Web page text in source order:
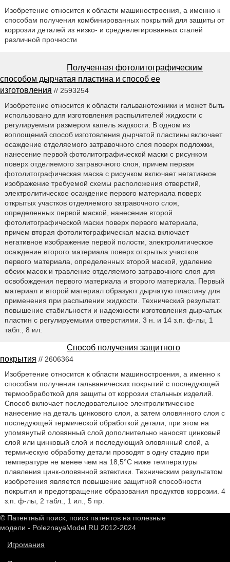
Изобретение относится к области машиностроения, а именно к
способам получения комбинированных покрытий для защиты от
коррозии деталей из низко- и среднелегированных сталей
различной прочности
Полученная фотолитографическим
способом дырчатая пластина и способ ее
изготовления // 2593254
Изобретение относится к области гальванотехники и может быть
использовано для изготовления распылителей жидкости с
регулируемым размером капель жидкости. В одном из
воплощений способ изготовления дырчатой пластины включает
осаждение отделяемого затравочного слоя поверх подложки,
нанесение первой фотолитографической маски с рисунком
поверх отделяемого затравочного слоя, причем первая
фотолитографическая маска с рисунком включает негативное
изображение требуемой схемы расположения отверстий,
электролитическое осаждение первого материала поверх
открытых участков отделяемого затравочного слоя,
определенных первой маской, нанесение второй
фотолитографической маски поверх первого материала,
причем вторая фотолитографическая маска включает
негативное изображение первой полости, электролитическое
осаждение второго материала поверх открытых участков
первого материала, определенных второй маской, удаление
обеих масок и травление отделяемого затравочного слоя для
освобождения первого материала и второго материала. Первый
материал и второй материал образуют дырчатую пластину для
применения при распылении жидкости. Технический результат:
повышение стабильности и надежности изготовления дырчатых
пластин с регулируемыми отверстиями. 3 н. и 14 з.п. ф-лы, 1
табл., 8 ил.
Способ получения защитного
покрытия // 2606364
Изобретение относится к области машиностроения, а именно к
способам получения гальванических покрытий с последующей
термообработкой для защиты от коррозии стальных изделий.
Способ включает последовательное электролитическое
нанесение на деталь цинкового слоя, а затем оловянного слоя с
последующей термической обработкой детали, при этом на
упомянутый оловянный слой дополнительно наносят цинковый
слой или цинковый слой и последующий оловянный слой, а
термическую обработку детали проводят в одну стадию при
температуре не менее чем на 18,5°С ниже температуры
плавления цинк-оловянной эвтектики. Техническим результатом
изобретения является повышение защитной способности
покрытия и предотвращение образования продуктов коррозии. 4
з.п. ф-лы, 2 табл., 1 ил., 5 пр.
© Патентный поиск, поиск патентов на полезные
модели - PoleznayaModel.RU 2012-2024
Игромания